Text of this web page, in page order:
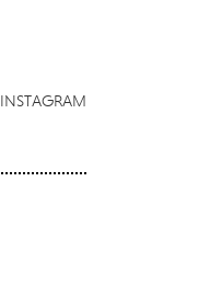
INSTAGRAM